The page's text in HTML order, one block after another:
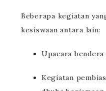
Beberapa kegiatan
kesiswaan antara lain:
Upacara
Kegiatan